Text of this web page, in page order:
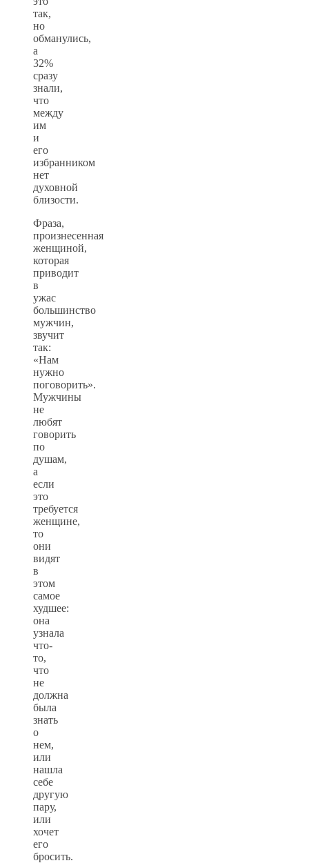
так,
но
обманулись,
а
32%
сразу
знали,
что
между
им
и
его
избранником
нет
духовной
близости.
Фраза,
произнесенная
женщиной,
которая
приводит
в
ужас
большинство
мужчин,
звучит
так:
«Нам
нужно
поговорить».
Мужчины
не
любят
говорить
по
душам,
а
если
это
требуется
женщине,
то
они
видят
в
этом
самое
худшее:
она
узнала
что-
то,
что
не
должна
была
знать
о
нем,
или
нашла
себе
другую
пару,
или
хочет
его
бросить.